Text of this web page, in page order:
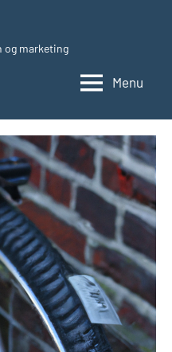
og marketing
Menu